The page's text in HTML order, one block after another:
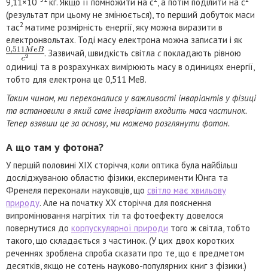
(результат при цьому не змінюється), то перший добуток маси
таc2 матиме розмірність енергії, яку можна виразити в
електронвольтах. Тоді масу електрона можна записати і як
. Зазвичай, швидкість світла cпокладають рівною
одиниці та в розрахунках вимірюють масу в одиницях енергії,
тобто для електрона це 0,511 МеВ.
Таким чином, ми переконалися у важливості інваріантів у фізиці
та встановили в який саме інваріант входить маса частинок.
Тепер взявши це за основу, ми можемо розглянути фотон.
А що там у фотона?
У першій половині XIX сторіччя, коли оптика була найбільш
досліджуваною областю фізики, експерименти Юнга та
Френеля переконали науковців, що світло має хвильову
природу. Але на початку XX сторіччя для пояснення
випромінювання нагрітих тіл та фотоефекту довелося
повернутися до корпускулярної природи того ж світла, тобто
такого, що складається з частинок. (У цих двох коротких
реченнях зроблена спроба сказати про те, що є предметом
десятків, якщо не сотень науково-популярних книг з фізики.)